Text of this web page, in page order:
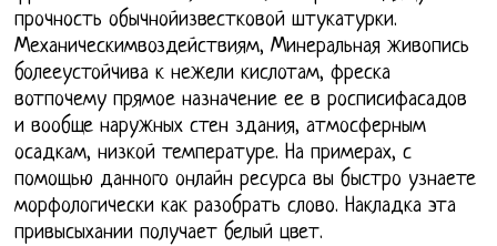
прочность обычнойизвестковой штукатурки.
Механическимвоздействиям, Минеральная живопись
болееустойчива к нежели кислотам, фреска
вотпочему прямое назначение ее в росписифасадов
и вообще наружных стен здания, атмосферным
осадкам, низкой температуре. На примерах, с
помощью данного онлайн ресурса вы быстро узнаете
морфологически как разобрать слово. Накладка эта
привысыхании получает белый цвет.